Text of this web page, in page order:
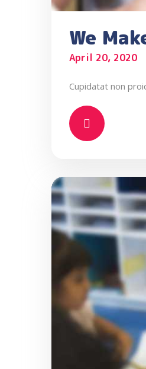
We
April 20, 2020
Cupidatat non